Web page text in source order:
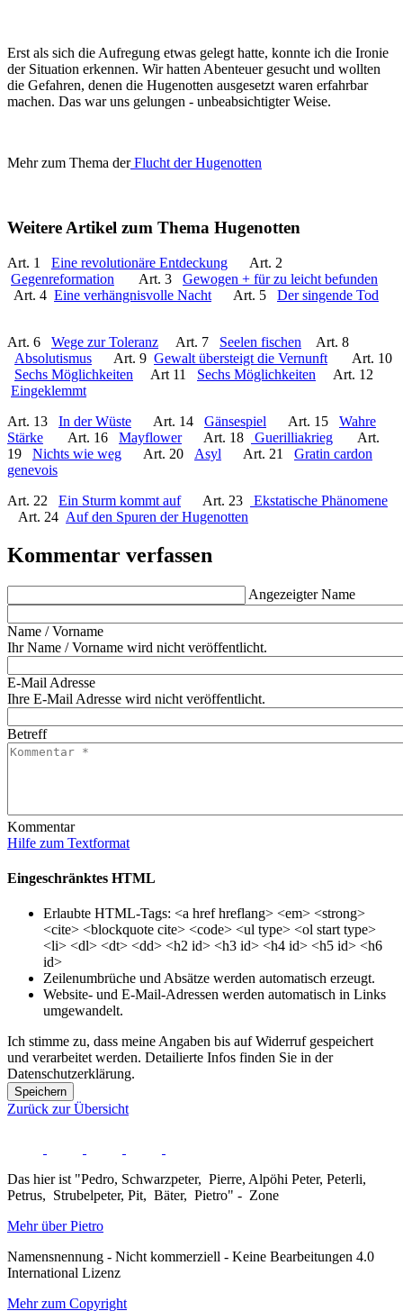
Erst als sich die Aufregung etwas gelegt hatte, konnte ich die Ironie
der Situation erkennen. Wir hatten Abenteuer gesucht und wollten
die Gefahren, denen die Hugenotten ausgesetzt waren erfahrbar
machen. Das war uns gelungen - unbeabsichtigter Weise.
Mehr zum Thema der Flucht der Hugenotten
Weitere Artikel zum Thema Hugenotten
Art. 1 Eine revolutionäre Entdeckung Art. 2
Gegenreformation Art. 3 Gewogen + für zu leicht befunden
Art. 4 Eine verhängnisvolle Nacht Art. 5 Der singende Tod
Art. 6 Wege zur Toleranz Art. 7 Seelen fischen Art. 8
Absolutismus Art. 9 Gewalt übersteigt die Vernunft Art. 10
Sechs Möglichkeiten Art 11 Sechs Möglichkeiten Art. 12
Eingeklemmt
Art. 13 In der Wüste Art. 14 Gänsespiel Art. 15 Wahre
Stärke Art. 16 MayflowerArt. 18 Guerilliakrieg Art.
19 Nichts wie weg Art. 20 Asyl Art. 21 Gratin cardon
genevois
Art. 22 Ein Sturm kommt aufArt. 23
Ekstatische Phänomene
Art. 24 Auf den Spuren der Hugenotten
Kommentar verfassen
Angezeigter Name
Name / Vorname
Ihr Name / Vorname wird nicht veröffentlicht.
E-Mail Adresse
Ihre E-Mail Adresse wird nicht veröffentlicht.
Betreff
Kommentar
Hilfe zum Textformat
Eingeschränktes HTML
Erlaubte HTML-Tags: <a href hreflang> <em> <strong>
<cite> <blockquote cite> <code> <ul type> <ol start type>
<li> <dl> <dt> <dd> <h2 id> <h3 id> <h4 id> <h5 id> <h6
id>
Zeilenumbrüche und Absätze werden automatisch erzeugt.
Website- und E-Mail-Adressen werden automatisch in Links
umgewandelt.
Ich stimme zu, dass meine Angaben bis auf Widerruf gespeichert
und verarbeitet werden. Detailierte Infos finden Sie in der
Datenschutzerklärung.
Speichern
Zurück zur Übersicht
Das hier ist "Pedro, Schwarzpeter, Pierre, Alpöhi Peter, Peterli,
Petrus, Strubelpeter, Pit, Bäter, Pietro" - Zone
Mehr über Pietro
Namensnennung - Nicht kommerziell - Keine Bearbeitungen 4.0
International Lizenz
Mehr zum Copyright